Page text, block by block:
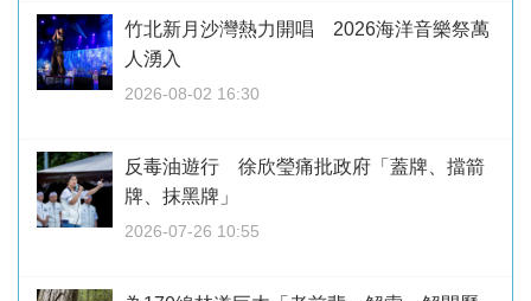
竹北新月沙灣熱力開唱 2026海洋音樂祭萬
人湧入
2026-08-02 16:30
反毒油遊行 徐欣瑩痛批政府「蓋牌、擋箭
牌、抹黑牌」
2026-07-26 10:55